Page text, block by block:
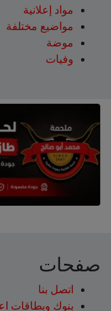
مواد إعلانية
مواضيع مختلفة
موضة
وفيات
صفحات
اتصل بنا
بنوك وبطاقات